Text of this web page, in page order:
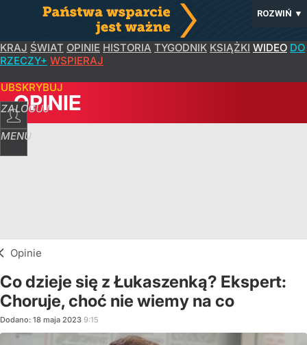
ROZWIŃ ▼
KRAJ ŚWIAT OPINIE HISTORIA TYGODNIK KSIĄŻKI WIDEO DO
RZECZY+ WSPIERAJ
ZALOGUJ
MENU
OPINIE
Opinie
Co dzieje się z Łukaszenką? Ekspert:
Choruje, choć nie wiemy na co
Dodano: 18 maja 2023 9:15